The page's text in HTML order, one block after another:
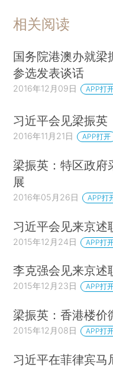
相关阅读
国务院港澳办就梁
参选发表谈话
2016年12月09日 APP打
习近平会见梁振英
2016年11月21日 APP打开
梁振英：特区政府
展
2016年05月26日 APP打
习近平会见来京述
2015年12月24日 APP打
李克强会见来京述
2015年12月23日 APP打
梁振英：香港楼价
2015年12月08日 APP打
习近平在菲律宾马